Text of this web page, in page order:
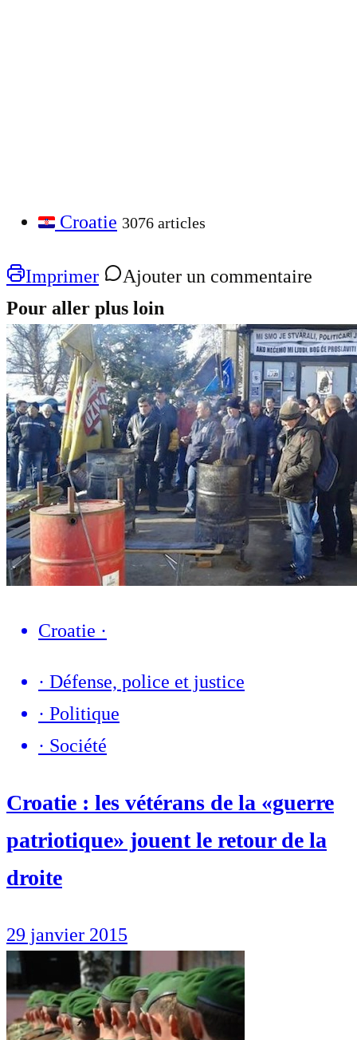
Croatie 3076 articles
Imprimer
Ajouter un commentaire
Pour aller plus loin
Croatie ·
· Défense, police et justice
· Politique
· Société
Croatie : les vétérans de la «guerre
patriotique» jouent le retour de la
droite
29 janvier 2015